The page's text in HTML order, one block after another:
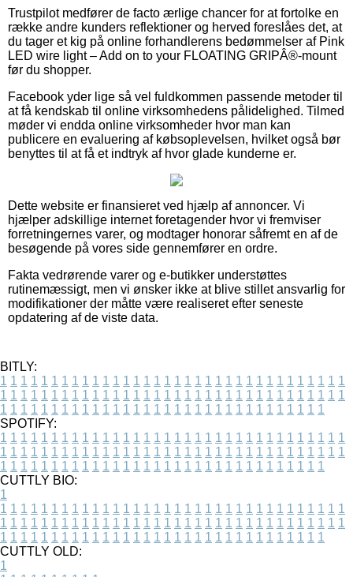
Trustpilot medfører de facto ærlige chancer for at fortolke en
række andre kunders reflektioner og herved foreslåes det, at
du tager et kig på online forhandlerens bedømmelser af Pink
LED wire light – Add on to your FLOATING GRIPÂ®-mount
før du shopper.
Facebook yder lige så vel fuldkommen passende metoder til
at få kendskab til online virksomhedens pålidelighed. Tilmed
møder vi endda online virksomheder hvor man kan
publicere en evaluering af købsoplevelsen, hvilket også bør
benyttes til at få et indtryk af hvor glade kunderne er.
Dette website er finansieret ved hjælp af annoncer. Vi
hjælper adskillige internet foretagender hvor vi fremviser
forretningernes varer, og modtager honorar såfremt en af de
besøgende på vores side gennemfører en ordre.
Fakta vedrørende varer og e-butikker understøttes
rutinemæssigt, men vi ønsker ikke at blive stillet ansvarlig for
modifikationer der måtte være realiseret efter seneste
opdatering af de viste data.
BITLY:
1 1 1 1 1 1 1 1 1 1 1 1 1 1 1 1 1 1 1 1 1 1 1 1 1 1 1 1 1 1 1 1 1 1
1 1 1 1 1 1 1 1 1 1 1 1 1 1 1 1 1 1 1 1 1 1 1 1 1 1 1 1 1 1 1 1 1 1
1 1 1 1 1 1 1 1 1 1 1 1 1 1 1 1 1 1 1 1 1 1 1 1 1 1 1 1 1 1 1 1
SPOTIFY:
1 1 1 1 1 1 1 1 1 1 1 1 1 1 1 1 1 1 1 1 1 1 1 1 1 1 1 1 1 1 1 1 1 1
1 1 1 1 1 1 1 1 1 1 1 1 1 1 1 1 1 1 1 1 1 1 1 1 1 1 1 1 1 1 1 1 1 1
1 1 1 1 1 1 1 1 1 1 1 1 1 1 1 1 1 1 1 1 1 1 1 1 1 1 1 1 1 1 1 1
CUTTLY BIO:
1
1 1 1 1 1 1 1 1 1 1 1 1 1 1 1 1 1 1 1 1 1 1 1 1 1 1 1 1 1 1 1 1 1 1
1 1 1 1 1 1 1 1 1 1 1 1 1 1 1 1 1 1 1 1 1 1 1 1 1 1 1 1 1 1 1 1 1 1
1 1 1 1 1 1 1 1 1 1 1 1 1 1 1 1 1 1 1 1 1 1 1 1 1 1 1 1 1 1 1 1
CUTTLY OLD:
1